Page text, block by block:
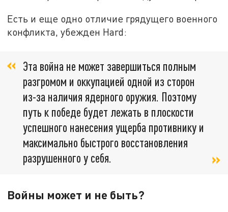
Есть и еще одно отличие грядущего военного
конфликта, убежден Hard:
Эта война не может завершиться полным
разгромом и оккупацией одной из сторон
из-за наличия ядерного оружия. Поэтому
путь к победе будет лежать в плоскости
успешного нанесения ущерба противнику и
максимально быстрого восстановления
разрушенного у себя.
Войны может и не быть?